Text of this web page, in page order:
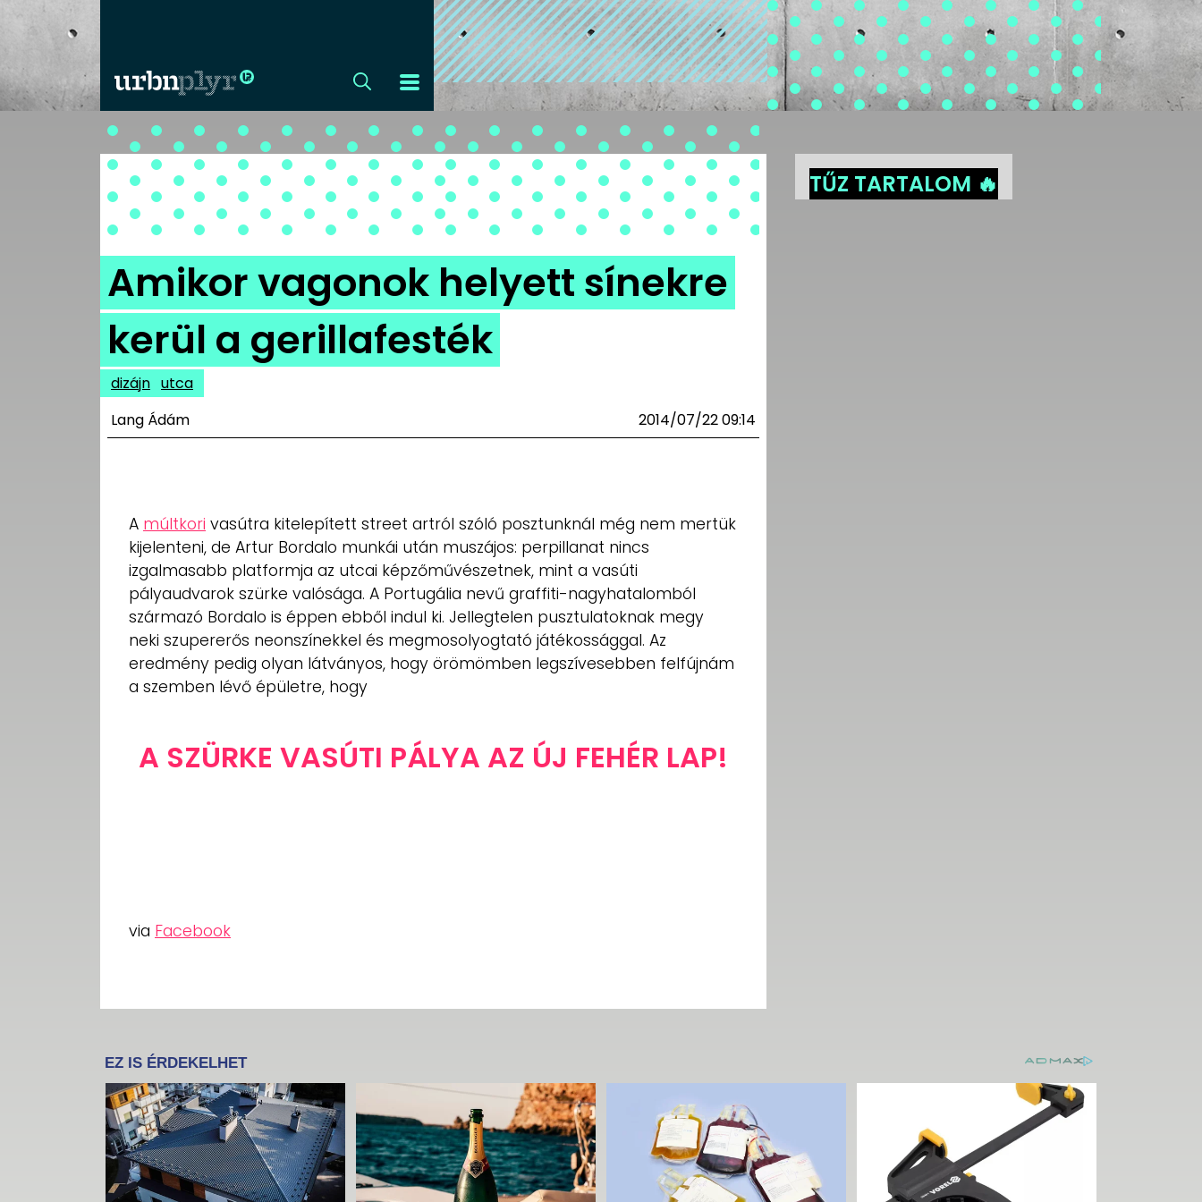
CÍMLAP
DIZÁJN
DIVAT
HIP
KULT
PR-ARCHÍVUM
ADATKEZELÉSI
TÁJÉKOZTATÓ
Amikor vagonok helyett sínekre
kerül a gerillafesték
dizájn utca
Lang Ádám
2014/07/22 09:14
A múltkori vasútra kitelepített street artról szóló posztunknál még nem mertük
kijelenteni, de Artur Bordalo munkái után muszájos: perpillanat nincs
izgalmasabb platformja az utcai képzőművészetnek, mint a vasúti
pályaudvarok szürke valósága. A Portugália nevű graffiti-nagyhatalomból
származó Bordalo is éppen ebből indul ki. Jellegtelen pusztulatoknak megy
neki szupererős neonszínekkel és megmosolyogtató játékossággal. Az
eredmény pedig olyan látványos, hogy örömömben legszívesebben felfújnám
a szemben lévő épületre, hogy
A SZÜRKE VASÚTI PÁLYA AZ ÚJ FEHÉR LAP!
via Facebook
TŰZ TARTALOM 🔥